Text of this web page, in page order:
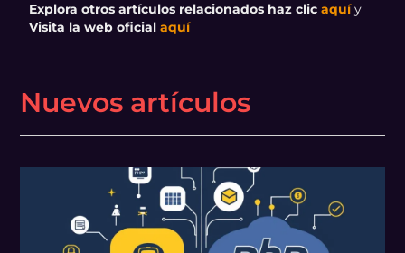
Explora otros artículos relacionados haz clicaquíy
Visita la web oficialaquí
Nuevos artículos